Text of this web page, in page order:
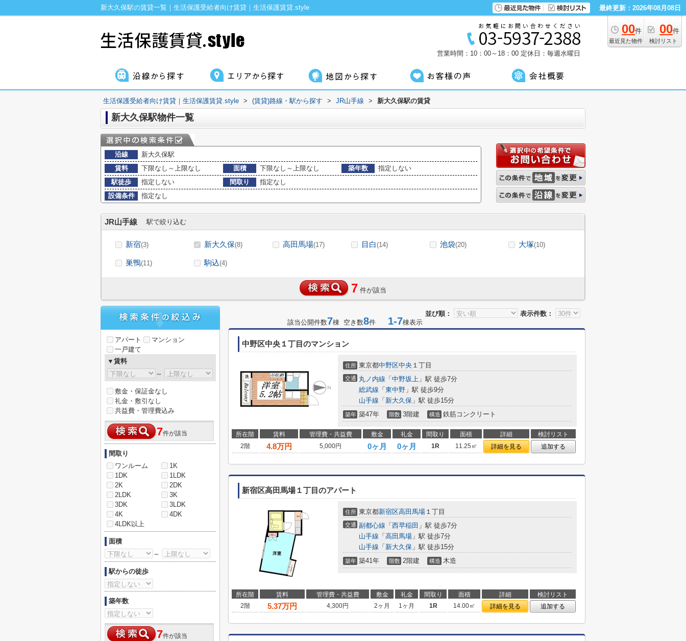
新大久保駅の賃貸一覧｜生活保護受給者向け賃貸｜生活保護賃貸.style 最終更新：2026年08月08日
00件
最近見た物件
00件
検討リスト
営業時間：10：00～18：00 定休日：毎週水曜日
生活保護受給者向け賃貸｜生活保護賃貸.style > (賃貸)路線・駅から探す > JR山手線 > 新大久保駅の賃貸
新大久保駅物件一覧
沿線
新大久保駅
賃料
下限なし～上限なし 面積 下限なし～上限なし 築年数
指定しない
駅徒歩
指定しない 間取り
指定なし
設備条件
指定なし
JR山手線 駅で絞り込む
新宿(3) 新大久保(8) 高田馬場(17) 目白(14) 池袋(20) 大塚(10)
巣鴨(11) 駒込(4)
7 件が該当
並び順：
表示件数：
該当公開件数7棟 空き数8件 1-7棟表示
中野区中央１丁目のマンション
住所 東京都中野区中央 １丁目
交通 丸ノ内線 「 中野坂上 」駅 徒歩7分
総武線 「 東中野 」駅 徒歩9分
山手線 「 新大久保 」駅 徒歩15分
築年 築47年 階数 3階建 構造 鉄筋コンクリート
所在階 賃料 管理費・共益費 敷金 礼金 間取り 面積 詳細
検討リスト
2階
4.8万円 5,000円 0ヶ月 0ヶ月 1R 11.25㎡ 詳細を見る 追加する
新宿区高田馬場１丁目のアパート
住所 東京都新宿区高田馬場 １丁目
交通 副都心線 「 西早稲田 」駅 徒歩7分
山手線 「 高田馬場 」駅 徒歩7分
山手線 「 新大久保 」駅 徒歩15分
築年 築41年 階数 2階建 構造 木造
所在階 賃料 管理費・共益費 敷金 礼金 間取り 面積 詳細
検討リスト
2階
5.37万円 4,300円 2ヶ月 1ヶ月 1R 14.00㎡ 詳細を見る 追加する
アパート
マンション
一戸建て
▼賃料
～
敷金・保証金なし
礼金・敷引なし
共益費・管理費込み
7件が該当
間取り
ワンルーム
1K
1DK
1LDK
2K
2DK
2LDK
3K
3DK
3LDK
4K
4DK
4LDK以上
面積
～
駅からの徒歩
築年数
7件が該当